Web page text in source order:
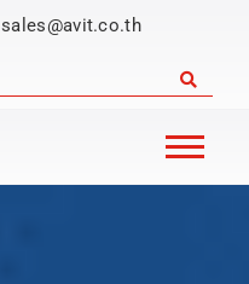
sales@avit.co.th